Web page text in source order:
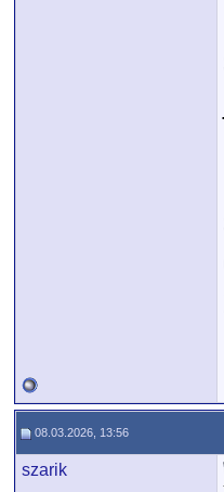
08.03.2026, 13:56
szarik